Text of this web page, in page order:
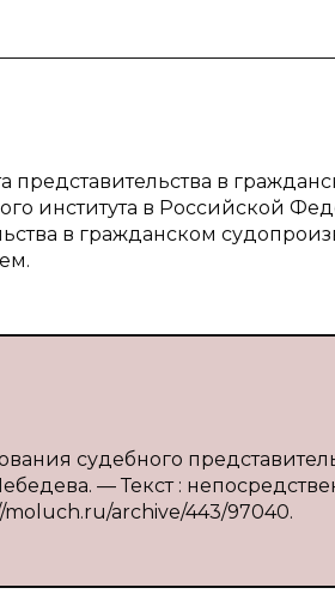
представительства в
института в Российской
в гражданском
судебного
— Текст :
archive/443/97040.